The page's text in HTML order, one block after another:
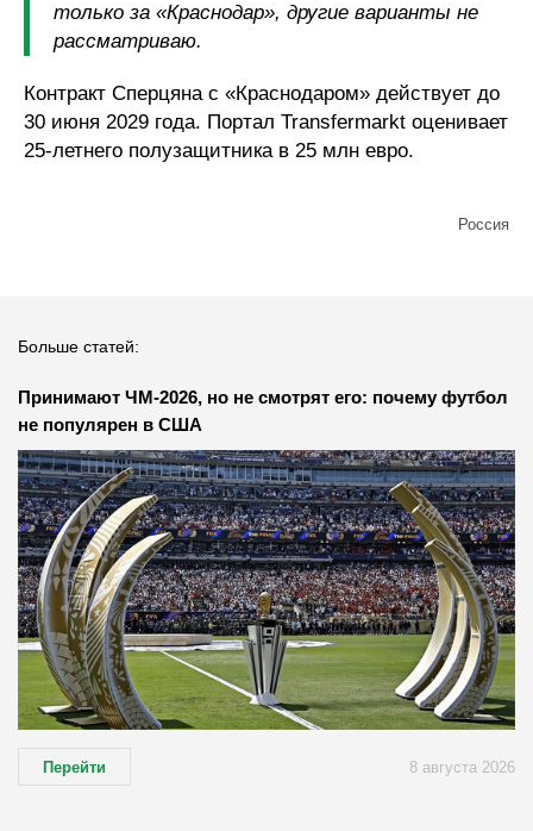
только за «Краснодар», другие варианты не
рассматриваю.
Контракт Сперцяна с «Краснодаром» действует до
30 июня 2029 года. Портал Transfermarkt оценивает
25-летнего полузащитника в 25 млн евро.
Россия
Больше статей:
Принимают ЧМ-2026, но не смотрят его: почему футбол
не популярен в США
Перейти 8 августа 2026